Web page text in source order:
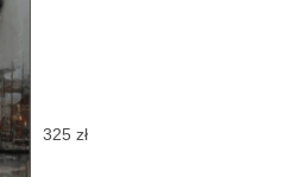
325 zł